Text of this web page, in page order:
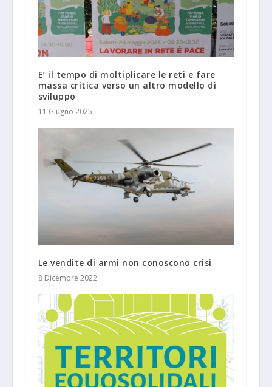
E’ il tempo di moltiplicare le reti e fare
massa critica verso un altro modello di
sviluppo
11 Giugno 2025
Le vendite di armi non conoscono crisi
8 Dicembre 2022